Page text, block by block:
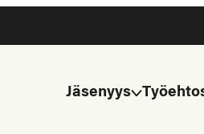
Jäsenyys